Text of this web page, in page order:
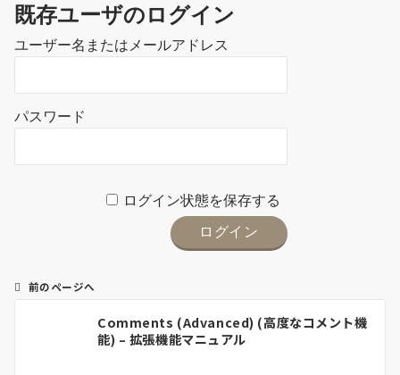
既存ユーザのログイン
ユーザー名またはメールアドレス
パスワード
ログイン状態を保存する
前のページへ
Comments (Advanced) (高度なコメント機
能) – 拡張機能マニュアル